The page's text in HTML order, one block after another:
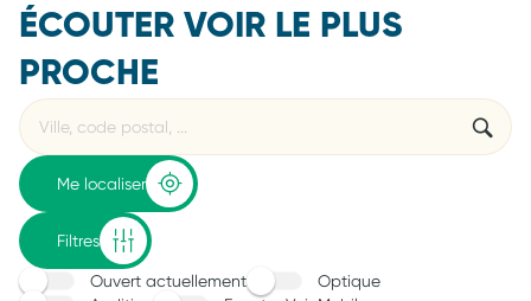
ÉCOUTER VOIR LE PLUS
PROCHE
Rechercher
établissement
Veuillez
renseigner
une
adresse
{{count}}
résultat(s)
trouvé(s)
Me localiser
Filtres
Ouvert actuellement
Optique